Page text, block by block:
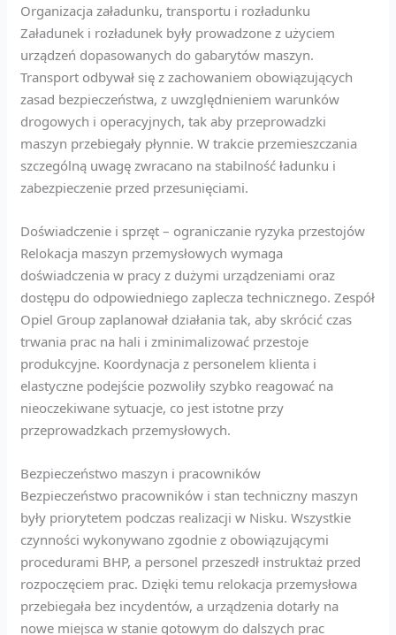
Organizacja załadunku, transportu i rozładunku
Załadunek i rozładunek były prowadzone z użyciem
urządzeń dopasowanych do gabarytów maszyn.
Transport odbywał się z zachowaniem obowiązujących
zasad bezpieczeństwa, z uwzględnieniem warunków
drogowych i operacyjnych, tak aby przeprowadzki
maszyn przebiegały płynnie. W trakcie przemieszczania
szczególną uwagę zwracano na stabilność ładunku i
zabezpieczenie przed przesunięciami.
Doświadczenie i sprzęt – ograniczanie ryzyka przestojów
Relokacja maszyn przemysłowych wymaga
doświadczenia w pracy z dużymi urządzeniami oraz
dostępu do odpowiedniego zaplecza technicznego. Zespół
Opiel Group zaplanował działania tak, aby skrócić czas
trwania prac na hali i zminimalizować przestoje
produkcyjne. Koordynacja z personelem klienta i
elastyczne podejście pozwoliły szybko reagować na
nieoczekiwane sytuacje, co jest istotne przy
przeprowadzkach przemysłowych.
Bezpieczeństwo maszyn i pracowników
Bezpieczeństwo pracowników i stan techniczny maszyn
były priorytetem podczas realizacji w Nisku. Wszystkie
czynności wykonywano zgodnie z obowiązującymi
procedurami BHP, a personel przeszedł instruktaż przed
rozpoczęciem prac. Dzięki temu relokacja przemysłowa
przebiegała bez incydentów, a urządzenia dotarły na
nowe miejsca w stanie gotowym do dalszych prac